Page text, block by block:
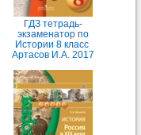
ГДЗ тетрадь-
экзаменатор по
Истории 8 класс
Артасов И.А. 2017